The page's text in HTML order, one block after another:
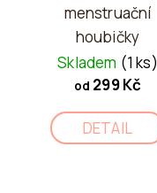
menstruační
houbičky
Skladem (1 ks)
od 299 Kč
DETAIL